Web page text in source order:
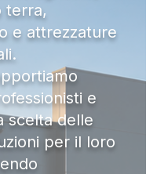
terra,
e attrezzature
e
scelta delle
per il loro